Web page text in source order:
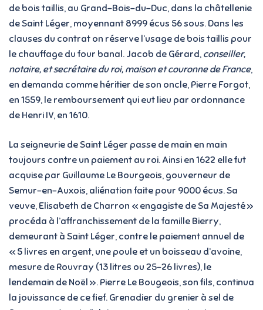
de bois taillis, au Grand-Bois-du-Duc, dans la châtellenie
de Saint Léger, moyennant 8999 écus 56 sous. Dans les
clauses du contrat on réserve l’usage de bois taillis pour
le chauffage du four banal. Jacob de Gérard, conseiller,
notaire, et secrétaire du roi, maison et couronne de France,
en demanda comme héritier de son oncle, Pierre Forgot,
en 1559, le remboursement qui eut lieu par ordonnance
de Henri IV, en 1610.
La seigneurie de Saint Léger passe de main en main
toujours contre un paiement au roi. Ainsi en 1622 elle fut
acquise par Guillaume Le Bourgeois, gouverneur de
Semur-en-Auxois, aliénation faite pour 9000 écus. Sa
veuve, Elisabeth de Charron « engagiste de Sa Majesté »
procéda à l’affranchissement de la famille Bierry,
demeurant à Saint Léger, contre le paiement annuel de
« 5 livres en argent, une poule et un boisseau d’avoine,
mesure de Rouvray (13 litres ou 25-26 livres), le
lendemain de Noël ». Pierre Le Bougeois, son fils, continua
la jouissance de ce fief. Grenadier du grenier à sel de